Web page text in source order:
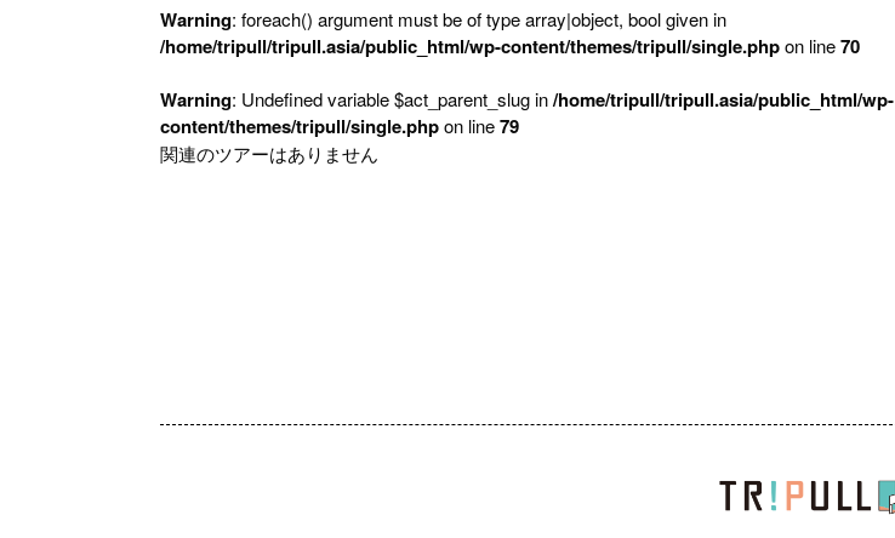
Warning: foreach() argument must be of type array|object, bool given in
/home/tripull/tripull.asia/public_html/wp-content/themes/tripull/single.phpon line70
Warning: Undefined variable $act_parent_slug in/home/tripull/tripull.asia/public_html/wp-
content/themes/tripull/single.phpon line79
関連のツアーはありません